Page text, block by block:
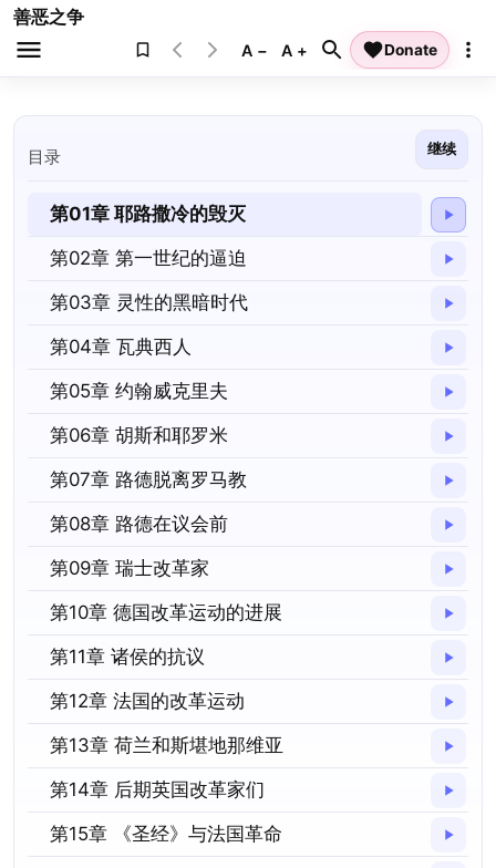
善恶之争
Donate
A − A +
目录 继续
第01章 耶路撒冷的毁灭
第02章 第一世纪的逼迫
第03章 灵性的黑暗时代
第04章 瓦典西人
第05章 约翰威克里夫
第06章 胡斯和耶罗米
第07章 路德脱离罗马教
第08章 路德在议会前
第09章 瑞士改革家
第10章 德国改革运动的进展
第11章 诸侯的抗议
第12章 法国的改革运动
第13章 荷兰和斯堪地那维亚
第14章 后期英国改革家们
第15章 《圣经》与法国革命